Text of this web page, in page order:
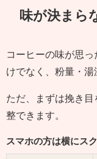
味が決まら
コーヒーの味が思
けでなく、粉量・湯
ただ、まずは挽き
整できます。
スマホの方は横にス